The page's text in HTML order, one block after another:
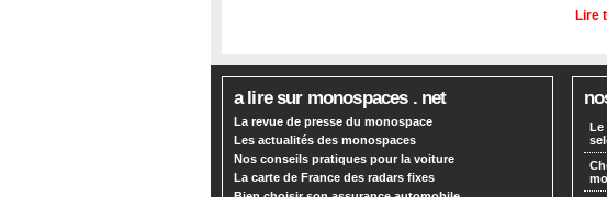
Lire
a lire sur monospaces . net
La revue de presse du monospace
Les actualités des monospaces
Nos conseils pratiques pour la voiture
La carte de France des radars fixes
Le